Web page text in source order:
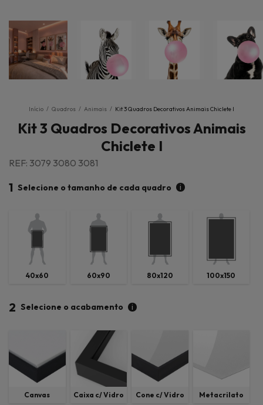
Início / Quadros / Animais / Kit 3 Quadros Decorativos Animais Chiclete I
Kit 3 Quadros Decorativos Animais
Chiclete I
REF: 3079 3080 3081
1 Selecione o tamanho de cada quadro i
40x60 60x90 80x120 100x150
2 Selecione o acabamento i
Canvas Caixa c/ Vidro Cone c/ Vidro Metacrilato